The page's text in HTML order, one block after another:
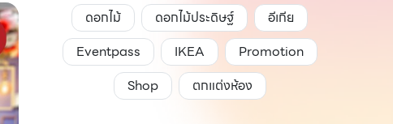
ดอกไม้ ดอกไม้ประดิษฐ์
อีเกีย
Eventpass
IKEA
Promotion
Shop
ตกแต่งห้อง